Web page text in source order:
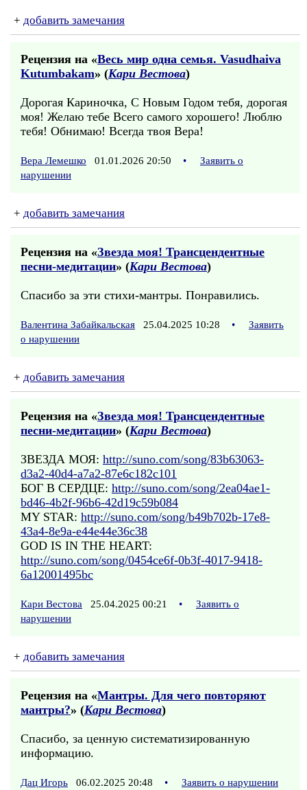
+ добавить замечания
Рецензия на «Весь мир одна семья. Vasudhaiva
Kutumbakam» (Кари Вестова)
Дорогая Кариночка, С Новым Годом тебя, дорогая
моя! Желаю тебе Всего самого хорошего! Люблю
тебя! Обнимаю! Всегда твоя Вера!
Вера Лемешко 01.01.2026 20:50 •
Заявить о
нарушении
+ добавить замечания
Рецензия на «Звезда моя! Трансцендентные
песни-медитации» (Кари Вестова)
Спасибо за эти стихи-мантры. Понравились.
Валентина Забайкальская 25.04.2025 10:28 •
Заявить
о нарушении
+ добавить замечания
Рецензия на «Звезда моя! Трансцендентные
песни-медитации» (Кари Вестова)
ЗВЕЗДА МОЯ: http://suno.com/song/83b63063-
d3a2-40d4-a7a2-87e6c182c101
БОГ В СЕРДЦЕ: http://suno.com/song/2ea04ae1-
bd46-4b2f-96b6-42d19c59b084
MY STAR: http://suno.com/song/b49b702b-17e8-
43a4-8e9a-e44e44e36c38
GOD IS IN THE HEART:
http://suno.com/song/0454ce6f-0b3f-4017-9418-
6a12001495bc
Кари Вестова 25.04.2025 00:21 •
Заявить о
нарушении
+ добавить замечания
Рецензия на «Мантры. Для чего повторяют
мантры?» (Кари Вестова)
Спасибо, за ценную систематизированную
информацию.
Дац Игорь 06.02.2025 20:48 • Заявить о нарушении